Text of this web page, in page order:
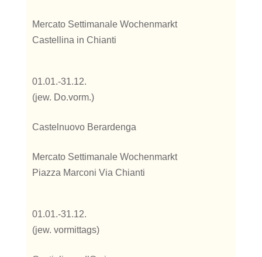
Mercato Settimanale Wochenmarkt
Castellina in Chianti
01.01.-31.12.
(jew. Do.vorm.)
Castelnuovo Berardenga
Mercato Settimanale Wochenmarkt
Piazza Marconi Via Chianti
01.01.-31.12.
(jew. vormittags)